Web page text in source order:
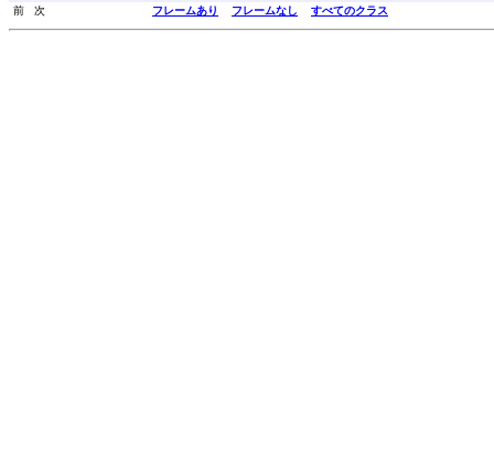
前 次 フレームあり フレームなし すべてのクラス